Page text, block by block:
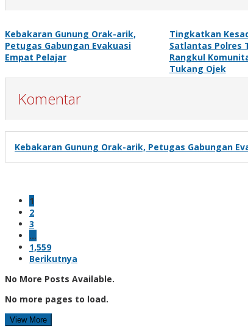
Kebakaran Gunung Orak-arik,
Petugas Gabungan Evakuasi
Empat Pelajar
Tingkatkan
Satlantas Polres
Rangkul
Tukang Ojek
Komentar
Kebakaran Gunung Orak-arik, Petugas Gabungan
1
2
3
…
1,559
Berikutnya
No More Posts Available.
No more pages to load.
View More